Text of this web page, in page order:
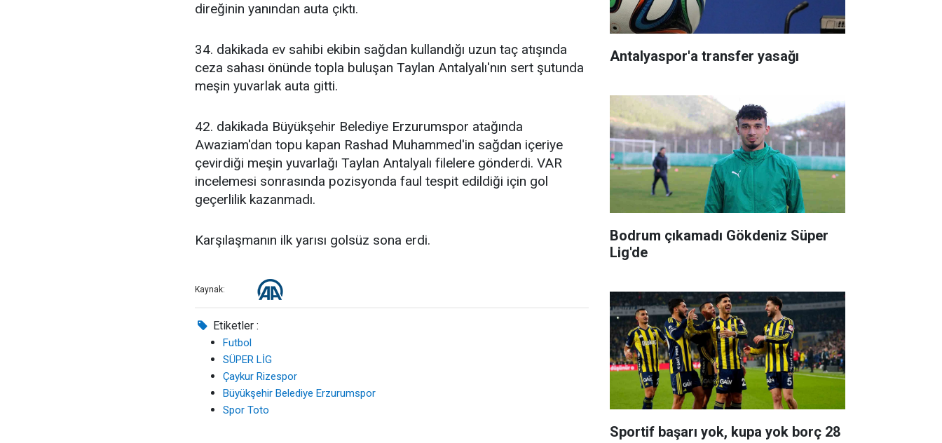
direğinin yanından auta çıktı.
34. dakikada ev sahibi ekibin sağdan kullandığı uzun taç atışında
ceza sahası önünde topla buluşan Taylan Antalyalı'nın sert şutunda
meşin yuvarlak auta gitti.
42. dakikada Büyükşehir Belediye Erzurumspor atağında
Awaziam'dan topu kapan Rashad Muhammed'in sağdan içeriye
çevirdiği meşin yuvarlağı Taylan Antalyalı filelere gönderdi. VAR
incelemesi sonrasında pozisyonda faul tespit edildiği için gol
geçerlilik kazanmadı.
Karşılaşmanın ilk yarısı golsüz sona erdi.
Kaynak:
Etiketler :
Futbol
SÜPER LİG
Çaykur Rizespor
Büyükşehir Belediye Erzurumspor
Spor Toto
Antalyaspor'a transfer yasağı
Bodrum çıkamadı Gökdeniz Süper
Lig'de
Sportif başarı yok, kupa yok borç 28